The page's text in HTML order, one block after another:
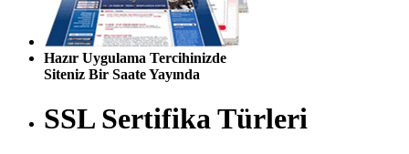
Hazır Uygulama Tercihinizde
Siteniz Bir Saate Yayında
SSL Sertifika Türleri